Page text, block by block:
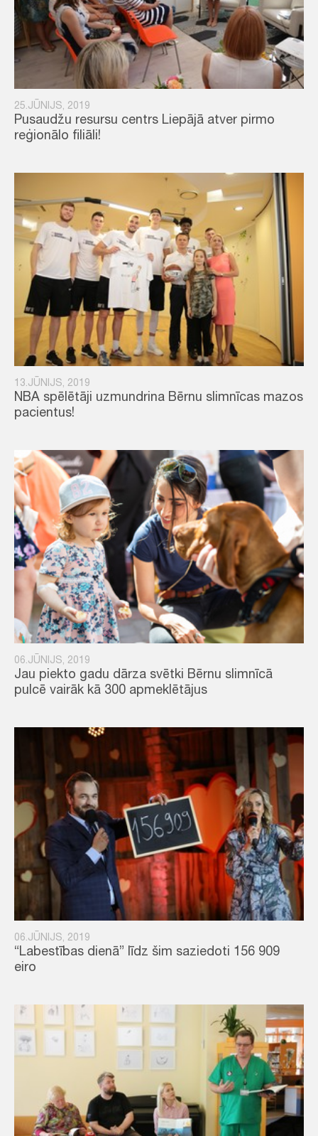
25.JŪNIJS, 2019
Pusaudžu resursu centrs Liepājā atver pirmo
reģionālo filiāli!
13.JŪNIJS, 2019
NBA spēlētāji uzmundrina Bērnu slimnīcas mazos
pacientus!
06.JŪNIJS, 2019
Jau piekto gadu dārza svētki Bērnu slimnīcā
pulcē vairāk kā 300 apmeklētājus
06.JŪNIJS, 2019
“Labestības dienā” līdz šim saziedoti 156 909
eiro